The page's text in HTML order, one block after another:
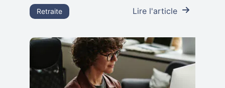
Lire l'article
Retraite